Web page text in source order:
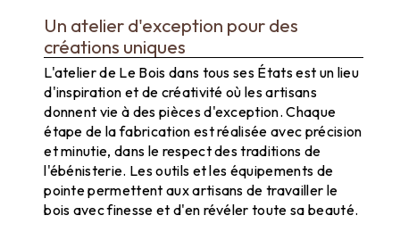
Un atelier d'exception pour des
créations uniques
L'atelier de Le Bois dans tous ses États est un lieu
d'inspiration et de créativité où les artisans
donnent vie à des pièces d'exception. Chaque
étape de la fabrication est réalisée avec précision
et minutie, dans le respect des traditions de
l'ébénisterie. Les outils et les équipements de
pointe permettent aux artisans de travailler le
bois avec finesse et d'en révéler toute sa beauté.